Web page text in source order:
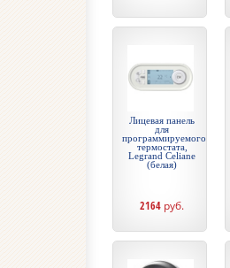
Лицевая панель
для
программируемого
термостата,
Legrand Celiane
(белая)
2164 руб.